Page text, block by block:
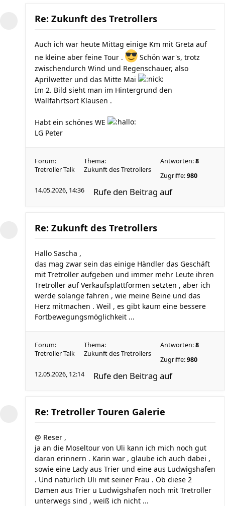
Re: Zukunft des Tretrollers
Auch ich war heute Mittag einige Km mit Greta auf
ne kleine aber feine Tour .
Schön war's, trotz
zwischendurch Wind und Regenschauer, also
Aprilwetter und das Mitte Mai
Im 2. Bild sieht man im Hintergrund den
Wallfahrtsort Klausen .
Habt ein schönes WE
LG Peter
Forum:
Tretroller Talk
Thema:
Zukunft des Tretrollers
Antworten:8
Zugriffe:980
14.05.2026, 14:36
Rufe den Beitrag auf
Re: Zukunft des Tretrollers
Hallo Sascha ,
das mag zwar sein das einige Händler das Geschäft
mit Tretroller aufgeben und immer mehr Leute ihren
Tretroller auf Verkaufsplattformen setzten , aber ich
werde solange fahren , wie meine Beine und das
Herz mitmachen . Weil , es gibt kaum eine bessere
Fortbewegungsmöglichkeit ...
Forum:
Tretroller Talk
Thema:
Zukunft des Tretrollers
Antworten:8
Zugriffe:980
12.05.2026, 12:14
Rufe den Beitrag auf
Re: Tretroller Touren Galerie
@ Reser ,
ja an die Moseltour von Uli kann ich mich noch gut
daran erinnern . Karin war , glaube ich auch dabei ,
sowie eine Lady aus Trier und eine aus Ludwigshafen
. Und natürlich Uli mit seiner Frau . Ob diese 2
Damen aus Trier u Ludwigshafen noch mit Tretroller
unterwegs sind , weiß ich nicht ...